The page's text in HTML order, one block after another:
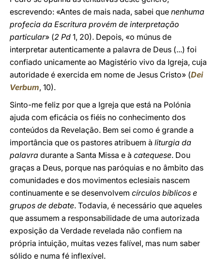
escrevendo: «Antes de mais nada, sabei que nenhuma
profecia da Escritura provém de interpretação
particular» (2 Pd 1, 20). Depois, «o múnus de
interpretar autenticamente a palavra de Deus (...) foi
confiado unicamente ao Magistério vivo da Igreja, cuja
autoridade é exercida em nome de Jesus Cristo» (Dei
Verbum, 10).
Sinto-me feliz por que a Igreja que está na Polónia
ajuda com eficácia os fiéis no conhecimento dos
conteúdos da Revelação. Bem sei como é grande a
importância que os pastores atribuem à liturgia da
palavra durante a Santa Missa e à catequese. Dou
graças a Deus, porque nas paróquias e no âmbito das
comunidades e dos movimentos eclesiais nascem
continuamente e se desenvolvem círculos bíblicos e
grupos de debate. Todavia, é necessário que aqueles
que assumem a responsabilidade de uma autorizada
exposição da Verdade revelada não confiem na
própria intuição, muitas vezes falível, mas num saber
sólido e numa fé inflexível.